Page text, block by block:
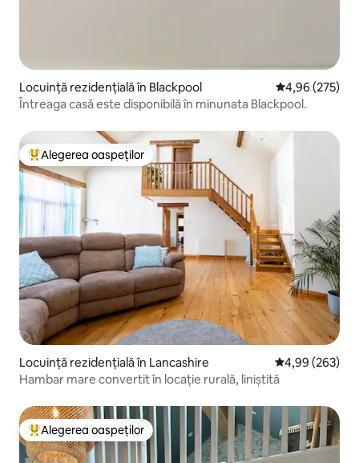
Locuință rezidențială în Blackpool Scor mediu de
4,96 (275)
Întreaga casă este disponibilă în minunata Blackpool.
Locuință din topul categoriei Alegerea oaspeților
Alegerea oaspeților
Locuință rezidențială în Lancashire Scor mediu de
4,99 (263)
Hambar mare convertit în locație rurală, liniștită
Locuință din topul categoriei Alegerea oaspeților
Alegerea oaspeților